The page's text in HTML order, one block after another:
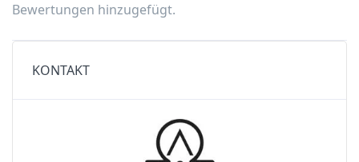
Bewertungen hinzugefügt.
KONTAKT